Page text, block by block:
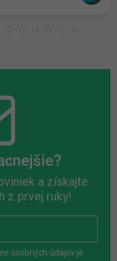
a získajte
z prvej ruky!
osobných údajov je